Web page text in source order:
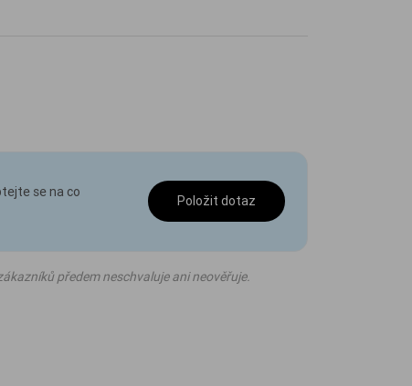
se na co
Položit dotaz
předem neschvaluje ani neověřuje.